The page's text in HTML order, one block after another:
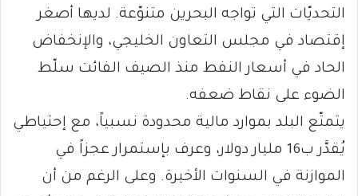
التحديّات التي تواجه البحرين متنوّعة. لديها أصغر
إقتصاد في مجلس التعاون الخليجي، والإنخفاض
الحاد في أسعار النفط منذ الصيف الفائت سلّط
الضوء على نقاط ضعفه.
يتمتّع البلد بموارد مالية محدودة نسبياً، مع إحتياطي
يُقدَّر ب16 مليار دولار، وعرف بإستمرار عجزاً في
الموازنة في السنوات الأخيرة. وعلى الرغم من أن